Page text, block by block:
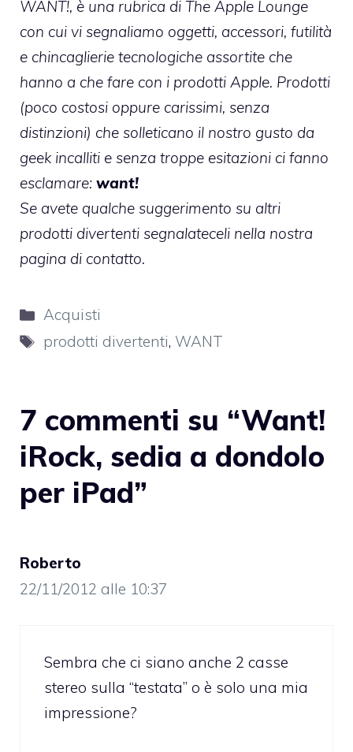
WANT!, è una rubrica di The Apple Lounge
con cui vi segnaliamo oggetti, accessori, futilità
e chincaglierie tecnologiche assortite che
hanno a che fare con i prodotti Apple. Prodotti
(poco costosi oppure carissimi, senza
distinzioni) che solleticano il nostro gusto da
geek incalliti e senza troppe esitazioni ci fanno
esclamare: want!
Se avete qualche suggerimento su altri
prodotti divertenti segnalateceli nella nostra
pagina di contatto.
Categorie
Acquisti
Tag
prodotti divertenti, WANT
7 commenti su “Want!
iRock, sedia a dondolo
per iPad”
Roberto
22/11/2012 alle 10:37
Sembra che ci siano anche 2 casse
stereo sulla “testata” o è solo una mia
impressione?